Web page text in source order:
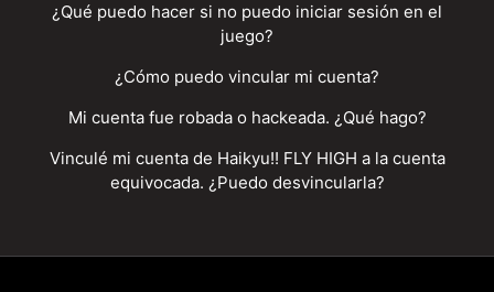
¿Qué puedo hacer si no puedo iniciar sesión en el
juego?
¿Cómo puedo vincular mi cuenta?
Mi cuenta fue robada o hackeada. ¿Qué hago?
Vinculé mi cuenta de Haikyu!! FLY HIGH a la cuenta
equivocada. ¿Puedo desvincularla?